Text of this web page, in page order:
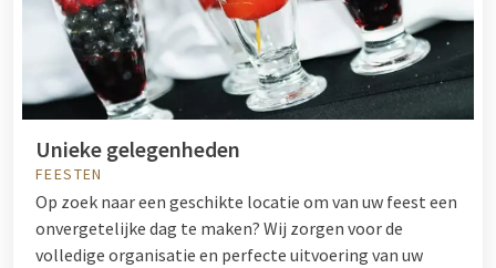
Unieke gelegenheden
FEESTEN
Op zoek naar een geschikte locatie om van uw feest een
onvergetelijke dag te maken? Wij zorgen voor de
volledige organisatie en perfecte uitvoering van uw